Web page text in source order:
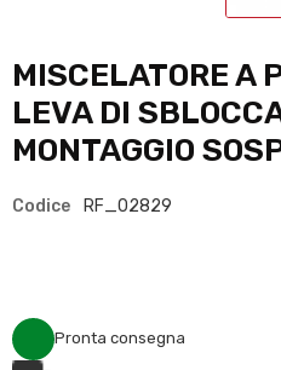
MISCELATORE A
LEVA DI
MONTAGGIO
Codice RF_02829
Pronta consegna